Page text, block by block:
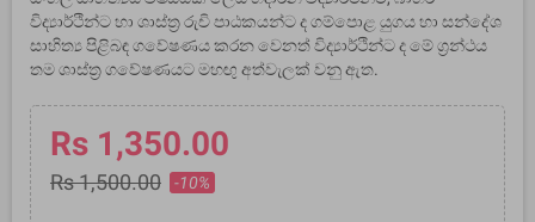
විද්‍යාර්ථින්ට හා ශාස්ත්‍ර රුචි පාඨකයන්ට ද ගම්පොළ යුගය හා සන්දේශ
සාහිත්‍ය පිළිබඳ ගවේෂණය කරන වෙනත් විද්‍යාර්ථින්ට ද මේ ග්‍රන්ථය
තම ශාස්ත්‍ර ගවේෂණයට මහඟු අත්වැලක් වනු ඇත.
Rs 1,350.00
Rs 1,500.00 -10%